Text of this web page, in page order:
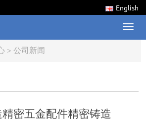
English
> 公司新闻
密五金配件精密铸造